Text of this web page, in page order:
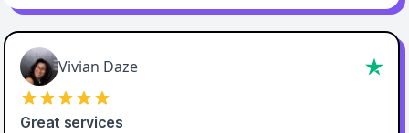
Vivian Daze
Great services